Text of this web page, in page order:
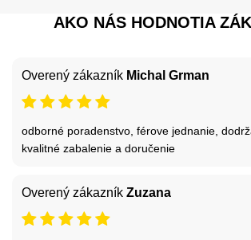
AKO NÁS HODNOTIA
Overený zákazník Michal Grman
odborné poradenstvo, férove jednanie,
kvalitné zabalenie a doručenie
Overený zákazník Zuzana